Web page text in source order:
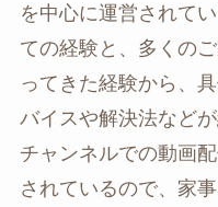
を中心に運営されて
ての経験と、多くの
ってきた経験から、
バイスや解決法など
チャンネルでの動画
されているので、家